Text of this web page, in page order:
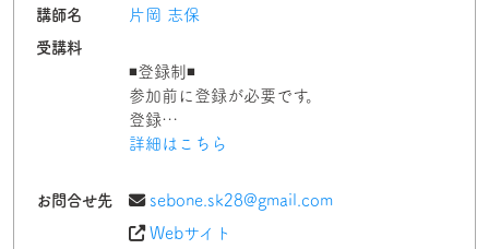
講師名
片岡 志保
受講料
◾️登録制◾️
参加前に登録が必要です。
登録…
詳細はこちら
お問合せ先
sebone.sk28@gmail.com
Webサイト